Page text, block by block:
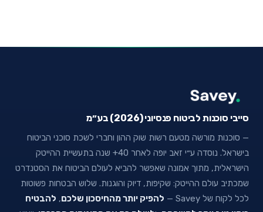
סייבי סוכנות לביטוח פנסיוני (2026) בע״מ
— סוכנות מורשה מטעם רשות שוק ההון וחברי לשכת סוכני הביטוח
בישראל. נוסדה ע״י זאב יופה לאחר 40+ שנה בתעשיית ההייטק
הישראלית, מתוך אמונה שאפשר להביא לעולם הביטוח את הסטנדרט
שמכתיב עולם ההייטק: שקיפות, דיוק והוגנות. שלוש הבטחות פשוטות
לכל לקוח של Savey —
להפיק יותר מהחיסכון שלכם, להבטיח